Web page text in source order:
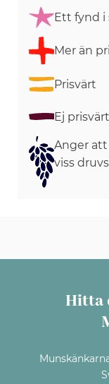
Ett fynd i
Mer än
Prisvärt
Ej prisvärt
Anger
viss
Hitta